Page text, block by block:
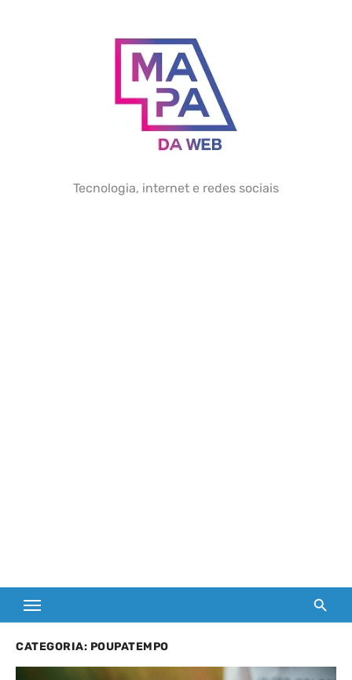
Tecnologia, internet e redes sociais
CATEGORIA: POUPATEMPO